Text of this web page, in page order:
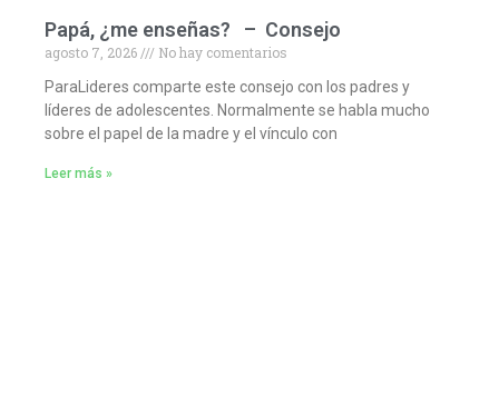
Papá, ¿me enseñas? – Consejo
agosto 7, 2026
No hay comentarios
ParaLideres comparte este consejo con los padres y
líderes de adolescentes. Normalmente se habla mucho
sobre el papel de la madre y el vínculo con
Leer más »